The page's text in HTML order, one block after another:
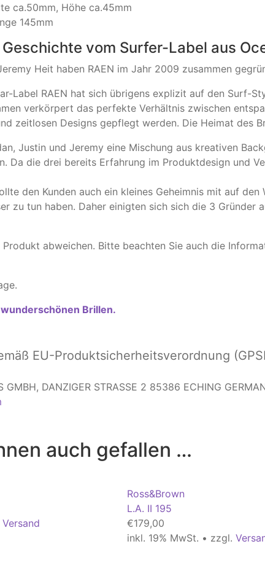
ca.50mm, Höhe ca.45mm
145mm
vom Surfer-Label aus
Heit haben RAEN im Jahr 2009 zusammen
Label RAEN hat sich übrigens explizit auf den Surf-
verkörpert das perfekte Verhältnis zwischen
zeitlosen Designs gepflegt werden. Die Heimat des
Justin und Jeremy eine Mischung aus kreativen
Da die drei bereits Erfahrung im Produktdesign und
den Kunden auch ein kleines Geheimnis mit auf
zu tun haben. Daher einigten sich sich die 3 Gründer
abweichen. ​Bitte beachten Sie auch die
Brillen.
EU-Produktsicherheitsverordnung
GMBH, DANZIGER STRASSE 2 85386 ECHING
auch gefallen …
Versand
Ross&Brown
L.A. II 195
€179,00
inkl. 19% MwSt. • zzgl.